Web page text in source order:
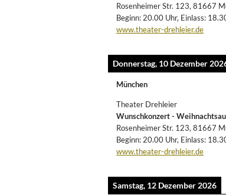
Rosenheimer Str. 123, 81667
Beginn: 20.00 Uhr, Einlass:
www.theater-drehleier.de
Donnerstag, 10 Dezember
München
Theater Drehleier
Wunschkonzert -
Rosenheimer Str. 123, 81667
Beginn: 20.00 Uhr, Einlass:
www.theater-drehleier.de
Samstag, 12 Dezember 2026